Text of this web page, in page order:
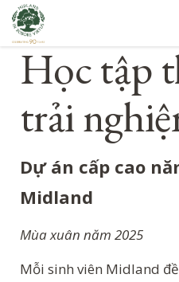
Học tập
trải
Dự án cấp cao
Midland
Mùa xuân năm 2025
Mỗi sinh viên Midland